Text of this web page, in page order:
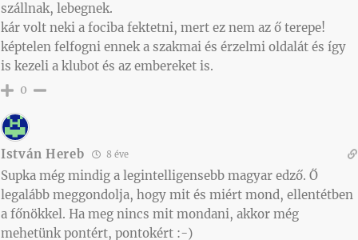
szállnak, lebegnek.
kár volt neki a fociba fektetni, mert ez nem az ő terepe!
képtelen felfogni ennek a szakmai és érzelmi oldalát és így
is kezeli a klubot és az embereket is.
0
István Hereb 8 éve
Supka még mindig a legintelligensebb magyar edző. Ő
legalább meggondolja, hogy mit és miért mond, ellentétben
a főnökkel. Ha meg nincs mit mondani, akkor még
mehetünk pontért, pontokért :-)